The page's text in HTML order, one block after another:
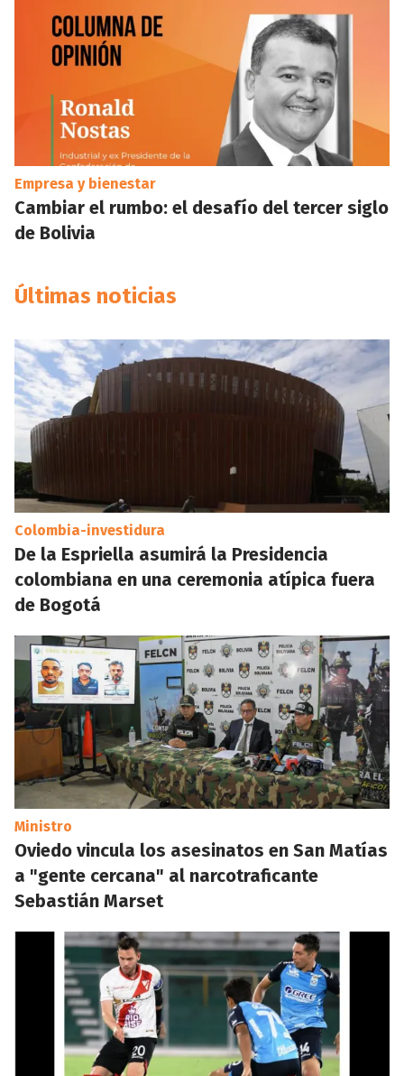
Empresa y bienestar
Cambiar el rumbo: el desafío del tercer siglo
de Bolivia
Últimas noticias
Colombia-investidura
De la Espriella asumirá la Presidencia
colombiana en una ceremonia atípica fuera
de Bogotá
Ministro
Oviedo vincula los asesinatos en San Matías
a "gente cercana" al narcotraficante
Sebastián Marset